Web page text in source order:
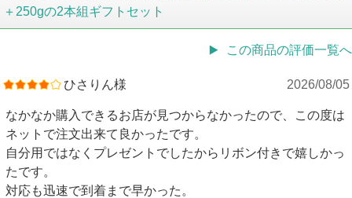
＋250gの2本組ギフトセット
この商品の評価一覧へ
ひさりん様 2026/08/05
なかなか購入できるお店が見つからなかったので、この度は
ネットで注文出来て良かったです。
自分用ではなくプレゼントでしたからリボン付きで嬉しかっ
たです。
対応も迅速で到着まで早かった。